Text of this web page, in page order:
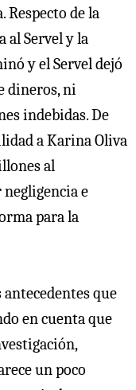
de la
al Servel y la
y el Servel dejó
dineros, ni
indebidas. De
a Karina Oliva
al
e
para la
antecedentes que
en cuenta que
un poco